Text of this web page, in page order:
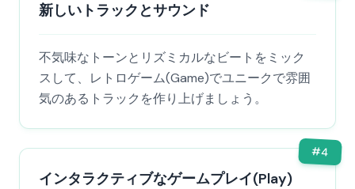
新しいトラックとサウンド
不気味なトーンとリズミカルなビートをミック
スして、レトロゲーム(Game)でユニークで雰囲
気のあるトラックを作り上げましょう。
#4
インタラクティブなゲームプレイ(Play)